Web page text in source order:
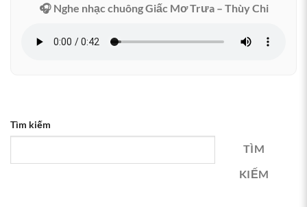
🎧 Nghe nhạc chuông Giấc Mơ Trưa – Thùy Chi
Tìm kiếm
TÌM
KIẾM